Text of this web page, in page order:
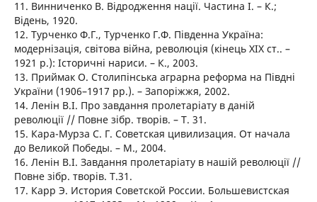
11. Винниченко В. Відродження нації. Частина І. – К.;
Відень, 1920.
12. Турченко Ф.Г., Турченко Г.Ф. Південна Україна:
модернізація, світова війна, революція (кінець ХІХ ст.. –
1921 р.): Історичні нариси. – К., 2003.
13. Приймак О. Столипінська аграрна реформа на Півдні
України (1906–1917 рр.). – Запоріжжя, 2002.
14. Ленін В.І. Про завдання пролетаріату в даній
революції // Повне зібр. творів. – Т. 31.
15. Кара-Мурза С. Г. Советская цивилизация. От начала
до Великой Победы. – М., 2004.
16. Ленін В.І. Завдання пролетаріату в нашій революції //
Повне зібр. творів. Т.31.
17. Карр Э. История Советской России. Большевистская